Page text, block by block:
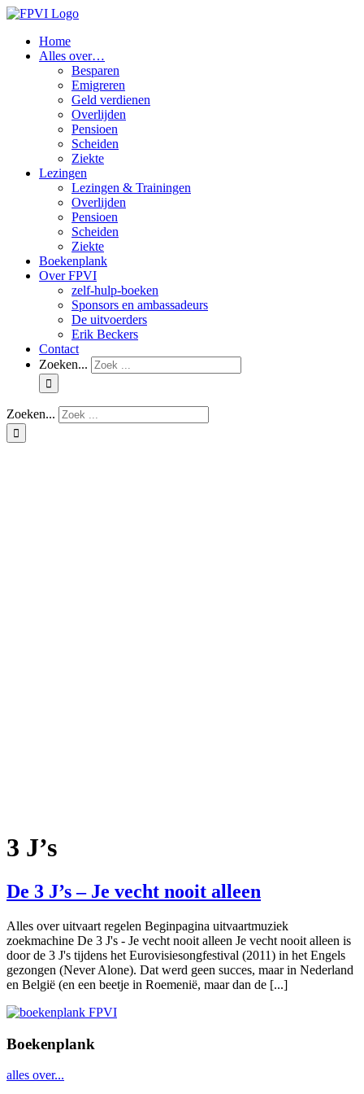
Home
Alles over…
Besparen
Emigreren
Geld verdienen
Overlijden
Pensioen
Scheiden
Ziekte
Lezingen
Lezingen & Trainingen
Overlijden
Pensioen
Scheiden
Ziekte
Boekenplank
Over FPVI
zelf-hulp-boeken
Sponsors en ambassadeurs
De uitvoerders
Erik Beckers
Contact
Zoeken...
Zoeken...
3 J’s
De 3 J’s – Je vecht nooit alleen
Alles over uitvaart regelen Beginpagina uitvaartmuziek
zoekmachine De 3 J's - Je vecht nooit alleen Je vecht nooit alleen is
door de 3 J's tijdens het Eurovisiesongfestival (2011) in het Engels
gezongen (Never Alone). Dat werd geen succes, maar in Nederland
en België (en een beetje in Roemenië, maar dan de [...]
Boekenplank
alles over...